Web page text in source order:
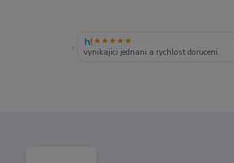
«
★★★★★
vynikajici jednani a rychlost doruceni.